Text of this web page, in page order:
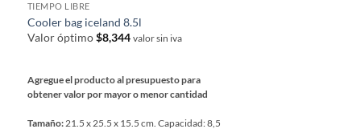
TIEMPO LIBRE
Cooler bag iceland 8.5l
Valor óptimo$8,344 valor sin iva
Agregue el producto al presupuesto para
obtener valor por mayor o menor cantidad
Tamaño: 21.5 x 25.5 x 15.5 cm. Capacidad: 8,5